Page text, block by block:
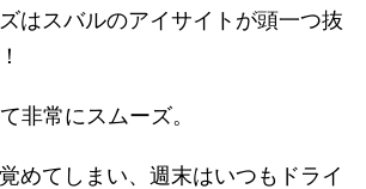
はスバルのアイサイトが頭一つ抜
非常にスムーズ。
めてしまい、週末はいつもドライ